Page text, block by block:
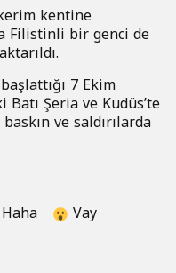
kentine
Filistinli bir genci de
7 Ekim
Şeria ve Kudüs’te
ve saldırılarda
Haha
Vay